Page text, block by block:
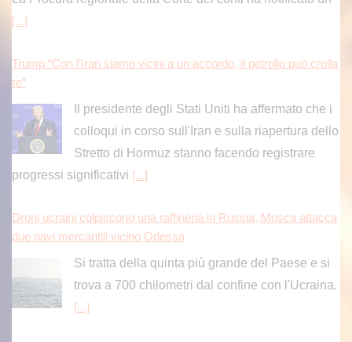
[...]
Trump “Con l’Iran siamo vicini a un accordo, il petrolio può crolla
re”
Il presidente degli Stati Uniti ha affermato che i
colloqui in corso sull'Iran e sulla riapertura dello
Stretto di Hormuz stanno facendo registrare
progressi significativi [...]
Droni ucraini colpiscono una raffineria in Russia, Mosca attacca
due navi mercantili vicino Odessa
Si tratta della quinta più grande del Paese e si
trova a 700 chilometri dal confine con l'Ucraina.
[...]